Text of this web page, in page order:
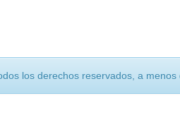
los derechos reservados, a